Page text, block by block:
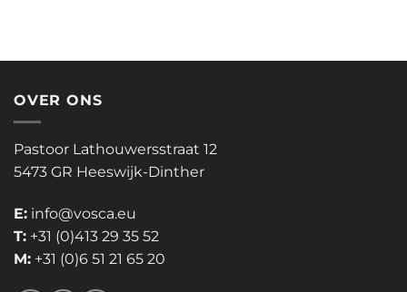
OVER ONS
Pastoor Lathouwersstraat 12
5473 GR Heeswijk-Dinther
E: info@vosca.eu
T: +31 (0)413 29 35 52
M: +31 (0)6 51 21 65 20